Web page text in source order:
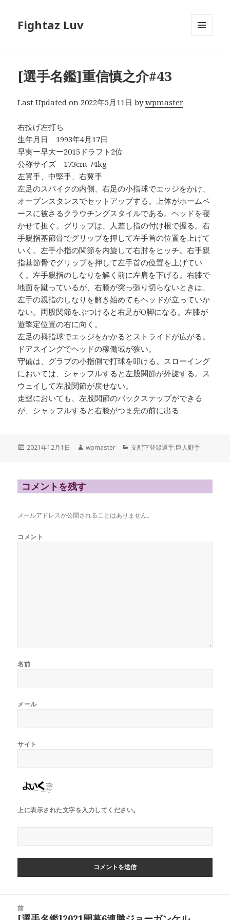
Fightaz Luv
[選手名鑑]重信慎之介#43
Last Updated on 2022年5月11日 bywpmaster
右投げ左打ち
生年月日 1993年4月17日
早実ー早大ー2015ドラフト2位
公称サイズ 173cm 74kg
左翼手、中堅手、右翼手
左足のスパイクの内側、右足の小指球でエッジをかけ、
オープンスタンスでセットアップする。上体がホームベ
ースに被さるクラウチングスタイルである。ヘッドを寝
かせて担ぐ。グリップは、人差し指の付け根で握る。右
手親指基節骨でグリップを押して左手首の位置を上げて
いく。左手小指の関節を内旋して右肘をヒッチ。右手親
指基節骨でグリップを押して左手首の位置を上げてい
く。左手親指のしなりを解く前に左肩を下げる。右膝で
地面を蹴っているが、右膝が突っ張り切らないときは、
左手の親指のしなりを解き始めてもヘッドが立っていか
ない。両股関節をぶつけると右足がO脚になる。左膝が
遊撃定位置の右に向く。
左足の拇指球でエッジをかかるとストライドが広がる。
ドアスイングでヘッドの稼働域が狭い。
守備は、グラブの小指側で打球を叩ける。スローイング
においては、シャッフルすると左股関節が外旋する。ス
ウェイして左股関節が戻せない。
走塁においても、左股関節のバックステップができる
が、シャッフルすると右膝がつま先の前に出る
投
2021年12月1日
作
wpmaster
カ
支配下登録選手:巨人野手
コメントを残す
メールアドレスが公開されることはありません。
コメント
名前
メール
サイト
上に表示された文字を入力してください。
前